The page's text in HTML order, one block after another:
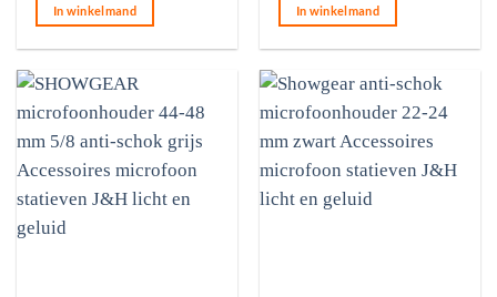
In winkelmand In winkelmand